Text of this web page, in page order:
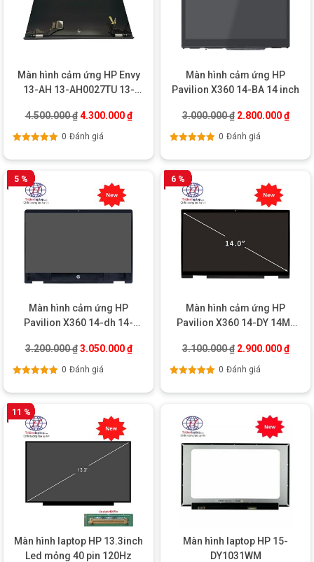
Màn hình cảm ứng HP Envy
13-AH 13-AH0027TU 13-
4.500.000₫ Giá gốc là: 4.500.000 ₫.
4.300.000₫Giá hiện tại là: 4.300.000 ₫.
0 Đánh giá
Màn hình cảm ứng HP
Pavilion X360 14-BA 14 inch
3.000.000₫ Giá gốc là:
2.800.000₫Giá
0 Đánh giá
5 %
Màn hình cảm ứng HP
Pavilion X360 14-dh 14-
3.200.000₫ Giá gốc là: 3.200.000 ₫.
3.050.000₫Giá hiện tại là: 3.050.000 ₫.
0 Đánh giá
6 %
Màn hình cảm ứng HP
Pavilion X360 14-DY 14M-
3.100.000₫ Giá gốc là:
2.900.000₫Giá
0 Đánh giá
11 %
Màn hình laptop HP 13.3inch
Led mỏng 40 pin 120Hz
Màn hình laptop HP 15-
DY1031WM